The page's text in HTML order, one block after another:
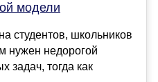
модели
студентов, школьников
нужен недорогой
задач, тогда как